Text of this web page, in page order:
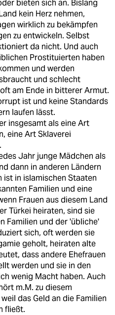
bieten sich an. Bislang
kein Herz nehmen,
wirklich zu bekämpfen
zu entwickeln. Selbst
da nicht. Und auch
Prostituierten haben
und werden
und schlecht
am Ende in bitterer Armut.
ist und keine Standards
laufen lässt.
insgesamt als eine Art
eine Art Sklaverei
Jahr junge Mädchen als
dann in anderen Ländern
ist in islamischen Staaten
Familien und eine
Frauen aus diesem Land
Türkei heiraten, sind sie
Familien und der 'übliche'
sich, oft werden sie
geholt, heiraten alte
dass andere Ehefrauen
werden und sie in den
wenig Macht haben. Auch
m.M. zu diesem
das Geld an die Familien
fließt.